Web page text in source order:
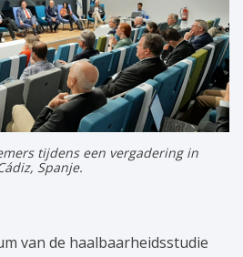
tijdens een vergadering in
Spanje.
van de haalbaarheidsstudie